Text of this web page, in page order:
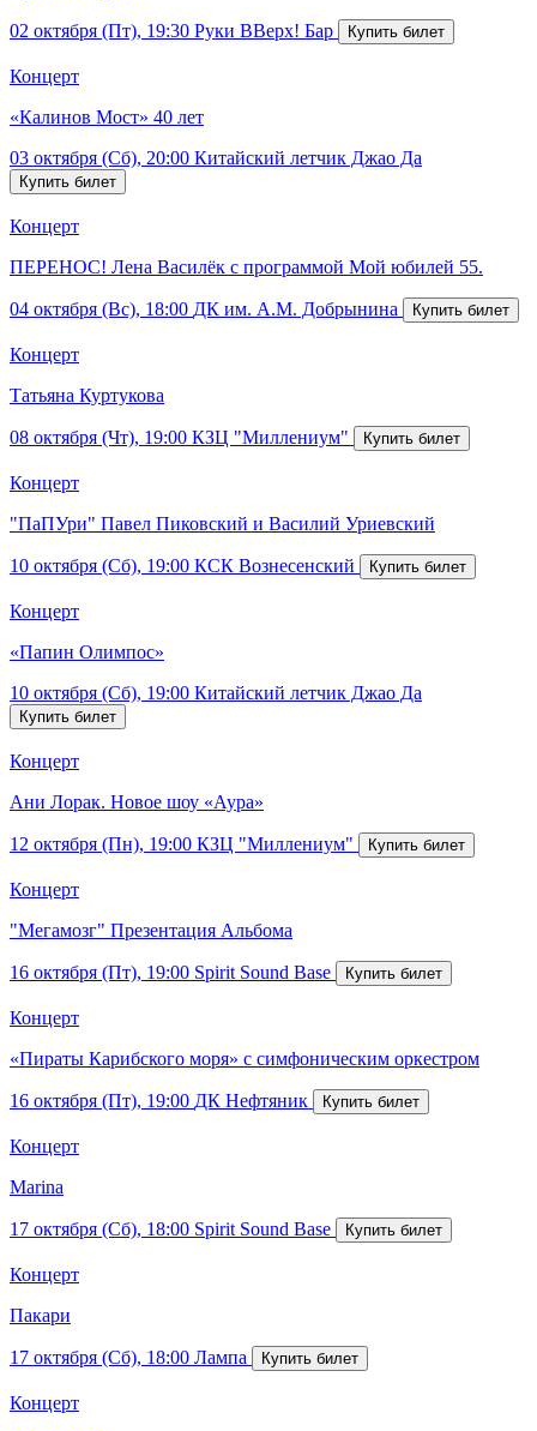
02 октября (Пт), 19:30 Руки ВВерх! Бар
Концерт
«Калинов Мост» 40 лет
03 октября (Сб), 20:00 Китайский летчик Джао Да
Концерт
ПЕРЕНОС! Лена Василёк с программой Мой юбилей 55.
04 октября (Вс), 18:00 ДК им. А.М. Добрынина
Концерт
Татьяна Куртукова
08 октября (Чт), 19:00 КЗЦ "Миллениум"
Концерт
"ПаПУри" Павел Пиковский и Василий Уриевский
10 октября (Сб), 19:00 КСК Вознесенский
Концерт
«Папин Олимпос»
10 октября (Сб), 19:00 Китайский летчик Джао Да
Концерт
Ани Лорак. Новое шоу «Аура»
12 октября (Пн), 19:00 КЗЦ "Миллениум"
Концерт
"Мегамозг" Презентация Альбома
16 октября (Пт), 19:00 Spirit Sound Base
Концерт
«Пираты Карибского моря» с симфоническим оркестром
16 октября (Пт), 19:00 ДК Нефтяник
Концерт
Marina
17 октября (Сб), 18:00 Spirit Sound Base
Концерт
Пакари
17 октября (Сб), 18:00 Лампа
Концерт